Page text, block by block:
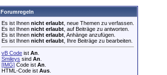
Forumregeln
Es ist Ihnen nicht erlaubt , neue Themen zu verfassen.
Es ist Ihnen nicht erlaubt , auf Beiträge zu antworten.
Es ist Ihnen nicht erlaubt , Anhänge anzufügen.
Es ist Ihnen nicht erlaubt , Ihre Beiträge zu bearbeiten.
vB Code ist An
Smileys sind An
[IMG] Code ist An
HTML-Code ist Aus